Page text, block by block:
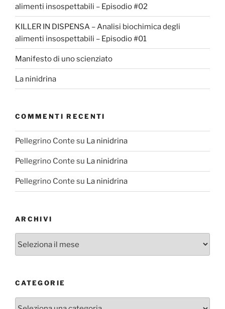
alimenti insospettabili – Episodio #02
KILLER IN DISPENSA – Analisi biochimica degli
alimenti insospettabili – Episodio #01
Manifesto di uno scienziato
La ninidrina
COMMENTI RECENTI
Pellegrino Conte su La ninidrina
Pellegrino Conte su La ninidrina
Pellegrino Conte su La ninidrina
ARCHIVI
CATEGORIE
Categorie